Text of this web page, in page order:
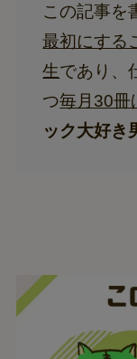
この記事を
最初にする
生であり、
つ毎月30冊
ック大好き